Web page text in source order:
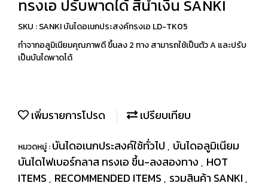
ทรงเอ ปรับพาดได้ สีน้ำเงิน SANKI
SKU : SANKI บันไดอเนกประสงค์ทรงเอ LD-TK05
ทำจากอลูมิเนียมคุณภาพดี ขึ้นลง 2 ทาง สามารถใช้เป็นตัว A และปรับ
เป็นบันไดพาดได้
เพิ่มรายการโปรด เปรียบเทียบ
หมวดหมู่ :บันไดอเนกประสงค์ใช้ทั่วไป , บันไดอลูมิเนียม
บันไดไฟเบอร์กลาส ทรงเอ ขึ้น-ลงสองทาง , HOT
ITEMS , RECOMMENDED ITEMS , รวมสินค้า SANKI ,